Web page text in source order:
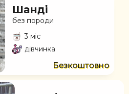
Шанді
без породи
3 міс
дівчинка
Безкоштовно